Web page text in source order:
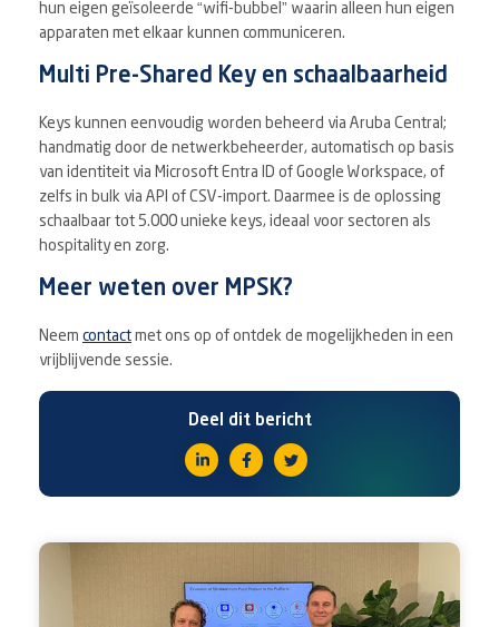
hun eigen geïsoleerde “wifi-bubbel” waarin alleen hun eigen
apparaten met elkaar kunnen communiceren.
Multi Pre-Shared Key en schaalbaarheid
Keys kunnen eenvoudig worden beheerd via Aruba Central;
handmatig door de netwerkbeheerder, automatisch op basis
van identiteit via Microsoft Entra ID of Google Workspace, of
zelfs in bulk via API of CSV-import. Daarmee is de oplossing
schaalbaar tot 5.000 unieke keys, ideaal voor sectoren als
hospitality en zorg.
Meer weten over MPSK?
Neem contact met ons op of ontdek de mogelijkheden in een
vrijblijvende sessie.
Deel dit bericht